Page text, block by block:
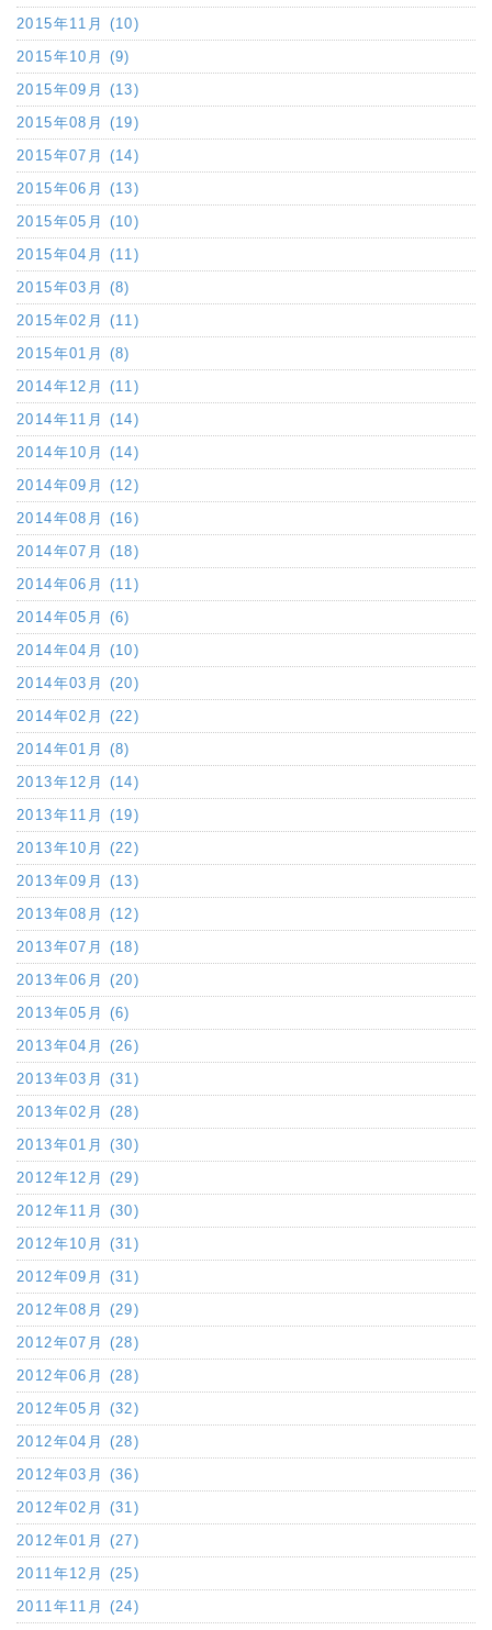
2015年11月 (10)
2015年10月 (9)
2015年09月 (13)
2015年08月 (19)
2015年07月 (14)
2015年06月 (13)
2015年05月 (10)
2015年04月 (11)
2015年03月 (8)
2015年02月 (11)
2015年01月 (8)
2014年12月 (11)
2014年11月 (14)
2014年10月 (14)
2014年09月 (12)
2014年08月 (16)
2014年07月 (18)
2014年06月 (11)
2014年05月 (6)
2014年04月 (10)
2014年03月 (20)
2014年02月 (22)
2014年01月 (8)
2013年12月 (14)
2013年11月 (19)
2013年10月 (22)
2013年09月 (13)
2013年08月 (12)
2013年07月 (18)
2013年06月 (20)
2013年05月 (6)
2013年04月 (26)
2013年03月 (31)
2013年02月 (28)
2013年01月 (30)
2012年12月 (29)
2012年11月 (30)
2012年10月 (31)
2012年09月 (31)
2012年08月 (29)
2012年07月 (28)
2012年06月 (28)
2012年05月 (32)
2012年04月 (28)
2012年03月 (36)
2012年02月 (31)
2012年01月 (27)
2011年12月 (25)
2011年11月 (24)